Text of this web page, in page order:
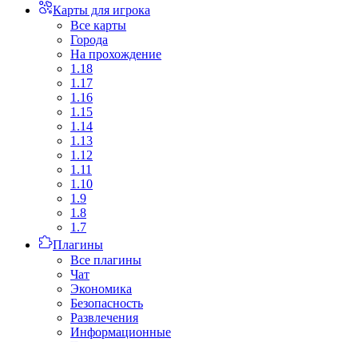
Карты для игрока
Все карты
Города
На прохождение
1.18
1.17
1.16
1.15
1.14
1.13
1.12
1.11
1.10
1.9
1.8
1.7
Плагины
Все плагины
Чат
Экономика
Безопасность
Развлечения
Информационные